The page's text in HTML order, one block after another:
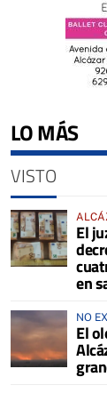
LO MÁS
VISTO
El
en
NO
El